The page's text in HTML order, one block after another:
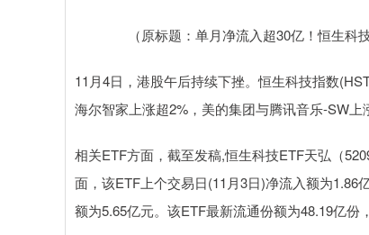
（原标题：单月净流入超30亿！恒生科
11月4日，港股午后持续下挫。恒生科技指数
海尔智家上涨超2%，美的集团与腾讯音乐-SW上
相关ETF方面，截至发稿,恒生科技ETF天弘（
面，该ETF上个交易日(11月3日)净流入额为1.86
额为5.65亿元。该ETF最新流通份额为48.19亿份